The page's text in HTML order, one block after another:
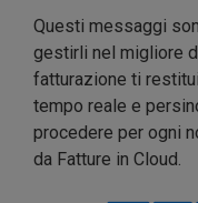
Questi messaggi
gestirli nel migliore
fatturazione ti
tempo reale e
procedere per ogni
da Fatture in Cloud.